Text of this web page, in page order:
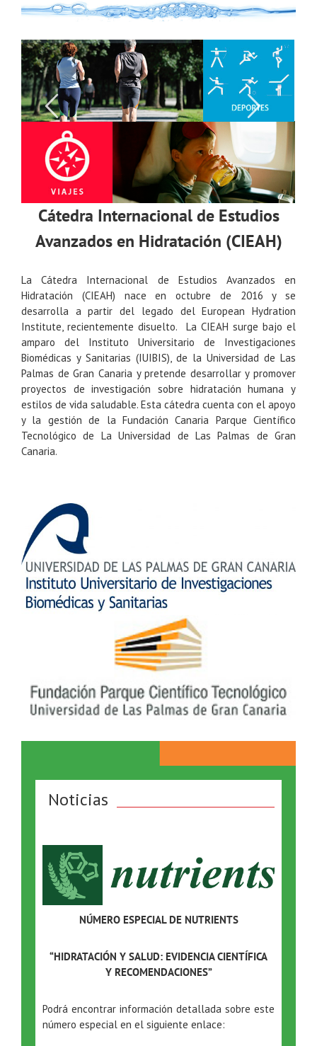
content
Cátedra Internacional de Estudios
Avanzados en Hidratación (CIEAH)
La Cátedra Internacional de Estudios Avanzados en
Hidratación (CIEAH) nace en octubre de 2016 y se
desarrolla a partir del legado del European Hydration
Institute, recientemente disuelto. La CIEAH surge bajo el
amparo del Instituto Universitario de Investigaciones
Biomédicas y Sanitarias (IUIBIS), de la Universidad de Las
Palmas de Gran Canaria y pretende desarrollar y promover
proyectos de investigación sobre hidratación humana y
estilos de vida saludable. Esta cátedra cuenta con el apoyo
y la gestión de la Fundación Canaria Parque Científico
Tecnológico de La Universidad de Las Palmas de Gran
Canaria.
Noticias
NÚMERO ESPECIAL DE NUTRIENTS
“HIDRATACIÓN Y SALUD: EVIDENCIA CIENTÍFICA
Y RECOMENDACIONES”
Podrá encontrar información detallada sobre este
número especial en el siguiente enlace: